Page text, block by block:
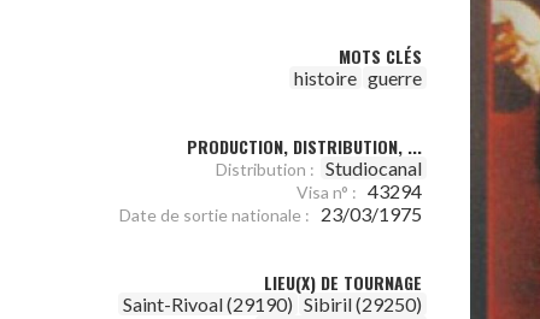
MOTS CLÉS
histoire guerre
PRODUCTION, DISTRIBUTION, ...
Distribution : Studiocanal
Visa n° : 43294
Date de sortie nationale : 23/03/1975
LIEU(X) DE TOURNAGE
Saint-Rivoal (29190) Sibiril (29250)